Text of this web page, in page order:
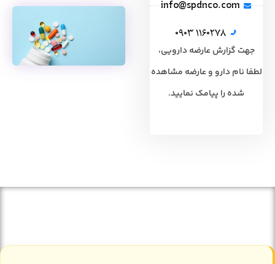
info@spdnco.com
1160278 0903
جهت گزارش عارضه دارویی،
لطفا نام دارو و عارضه مشاهده
شده را پیامک نمایید.